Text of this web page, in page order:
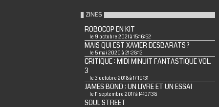
ZINES
ROBOCOP EN KIT
le 9 octobre 2021 à 15:16:52
MAIS QUI EST XAVIER DESBARATS ?
le 5 mai 2020 à 21:28:13
CRITIQUE : MIDI MINUIT FANTASTIQUE VOL.
3
le 3 octobre 2018 à 17:19:31
JAMES BOND : UN LIVRE ET UN ESSAI
le 11 septembre 2017 à 14:07:38
SOUL STREET